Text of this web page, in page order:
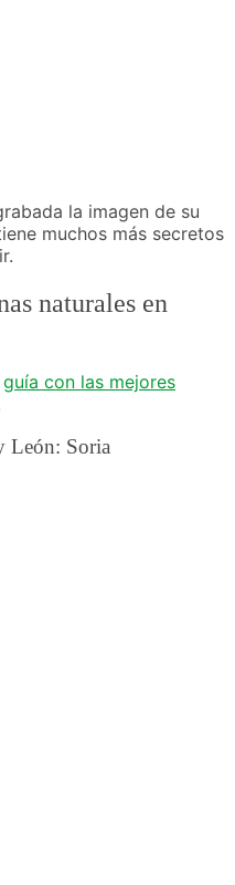
la imagen de su
muchos más secretos
naturales en
guía con las mejores
León: Soria